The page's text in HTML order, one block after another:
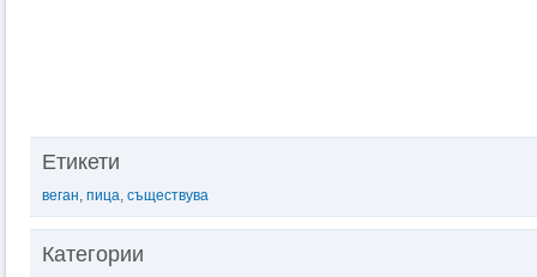
Етикети
веган, пица, съществува
Категории